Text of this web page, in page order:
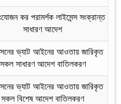
কর পরামর্শক লাইসেন্স সংক্রান্ত
সাধারণ আদেশ
ভ্যাট আইনের আওতায় জারিকৃত
সকল সাধারণ আদেশ বাতিলকরণ
ভ্যাট আইনের আওতায় জারিকৃত
সকল বিশেষ আদেশ বাতিলকরণ